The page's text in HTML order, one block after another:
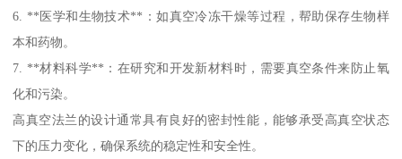
6. **医学和生物技术**：如真空冷冻干燥等过程，帮助保存生物样
本和药物。
7. **材料科学**：在研究和开发新材料时，需要真空条件来防止氧
化和污染。
高真空法兰的设计通常具有良好的密封性能，能够承受高真空状态
下的压力变化，确保系统的稳定性和安全性。